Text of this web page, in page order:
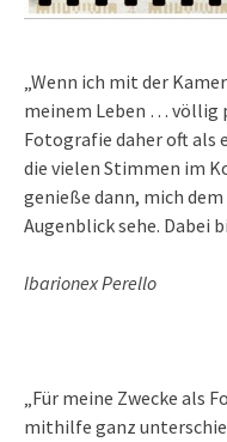
„Wenn ich mit der
meinem Leben … völlig
Fotografie daher oft als
die vielen Stimmen im
genieße dann, mich
Augenblick sehe. Dabei
Ibarionex Perello
„Für meine Zwecke als
mithilfe ganz